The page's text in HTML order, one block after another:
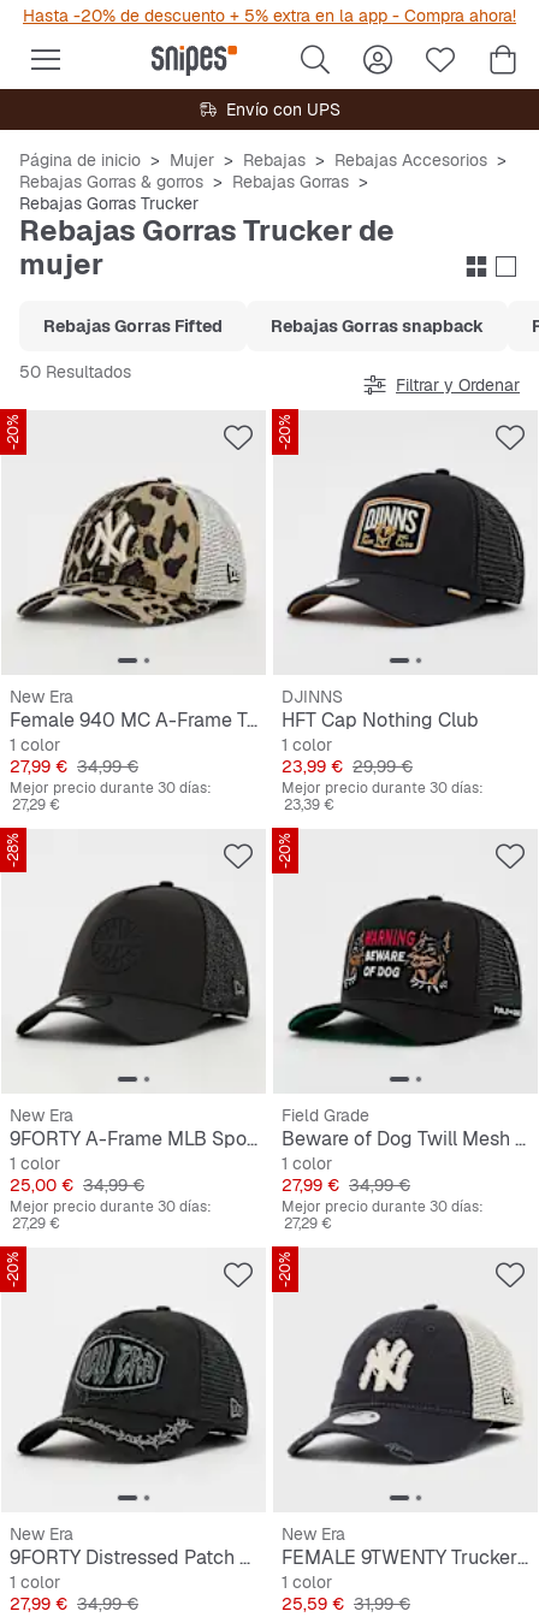
Hasta -20% de descuento + 5% extra en la app - Compra ahora!
Envío con UPS
Página de inicio Mujer Rebajas
Rebajas Accesorios
Rebajas Gorras & gorros
Rebajas Gorras
Rebajas Gorras Trucker
Rebajas Gorras Trucker de
mujer
Rebajas Gorras Fifted Rebajas Gorras snapback
50 Resultados
Filtrar y Ordenar
-20%
New Era
Female 940 MC A-Frame Trucker Leopard New York Yankees
1 color
Precio
27,99 € Precio original
34,99 €
Mejor precio durante 30 días:
27,29 €
-20%
DJINNS
HFT Cap Nothing Club
1 color
Precio
23,99 € Precio original
29,99 €
Mejor precio durante 30 días:
23,39 €
-28%
New Era
9FORTY A-Frame MLB Sport Trucker Seattle Mariners
1 color
Precio
25,00 € Precio original
34,99 €
Mejor precio durante 30 días:
27,29 €
-20%
Field Grade
Beware of Dog Twill Mesh Trucker
1 color
Precio
27,99 € Precio original
34,99 €
Mejor precio durante 30 días:
27,29 €
-20%
New Era
9FORTY Distressed Patch E-Frame
1 color
Precio
27,99 € Precio original
34,99 €
-20%
New Era
FEMALE 9TWENTY Trucker New York Yankees
1 color
Precio
25,59 € Precio original
31,99 €